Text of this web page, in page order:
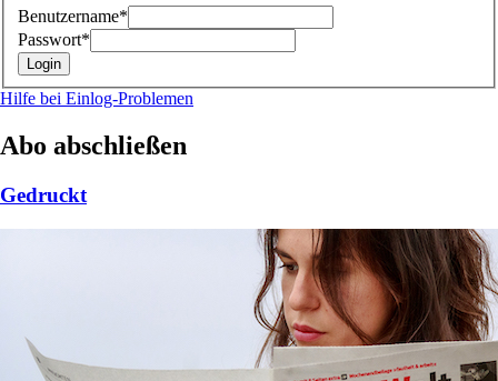
Benutzername*
Passwort*
Hilfe bei Einlog-Problemen
Abo abschließen
Gedruckt